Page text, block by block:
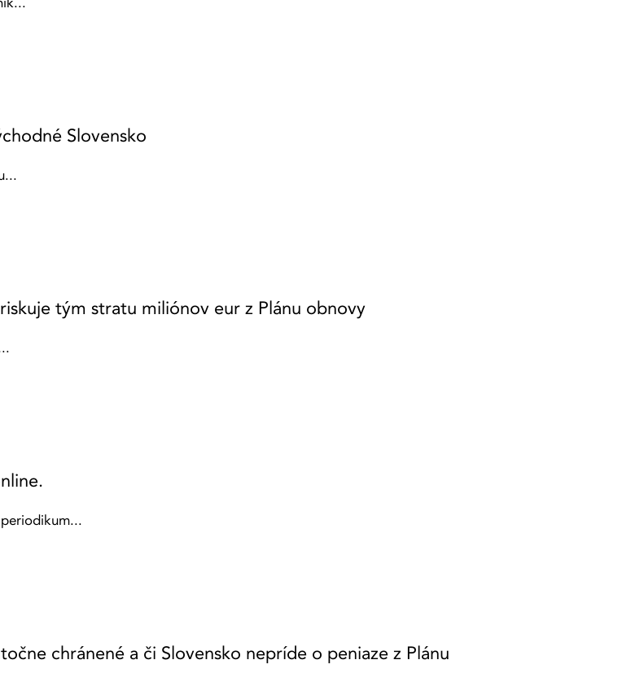
Slovensko
tým stratu miliónov eur z Plánu obnovy
chránené a či Slovensko nepríde o peniaze z Plánu